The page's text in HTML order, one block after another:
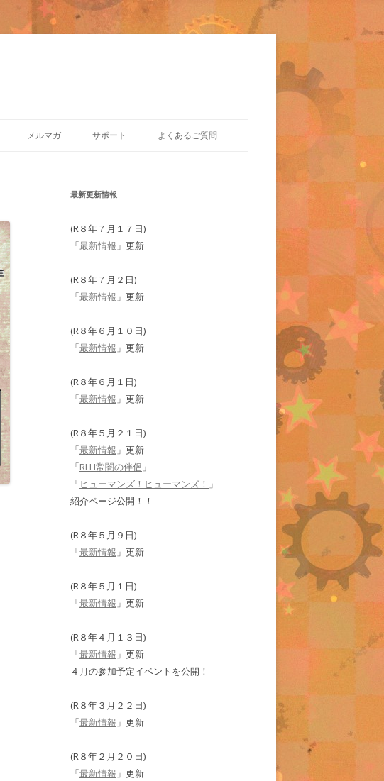
メルマガ サポート よくあるご質問
最新更新情報
(R８年７月１７日)
「最新情報 」更新
(R８年７月２日)
「最新情報 」更新
(R８年６月１０日)
「最新情報 」更新
(R８年６月１日)
「最新情報 」更新
(R８年５月２１日)
「最新情報 」更新
「RLH常闇の伴侶 」
「ヒューマンズ！ヒューマンズ！ 」
紹介ページ公開！！
(R８年５月９日)
「最新情報 」更新
(R８年５月１日)
「最新情報 」更新
(R８年４月１３日)
「最新情報 」更新
４月の参加予定イベントを公開！
(R８年３月２２日)
「最新情報 」更新
(R８年２月２０日)
「最新情報 」更新